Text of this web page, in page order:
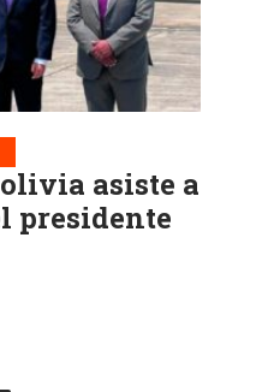
asiste a
presidente